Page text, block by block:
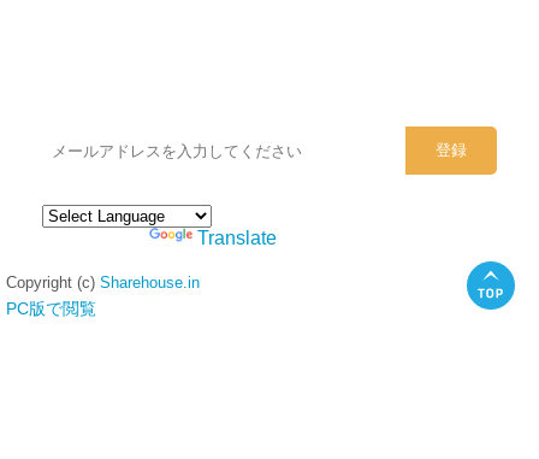
Translate
Copyright (c) Sharehouse.in
PC版で閲覧